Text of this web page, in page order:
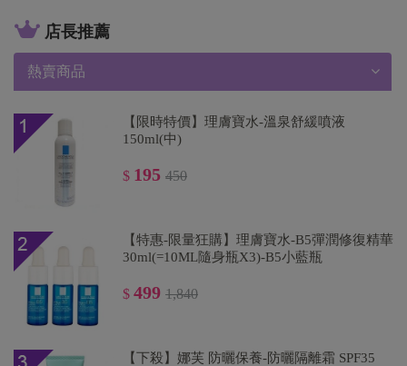
店長推薦
熱賣商品
【限時特價】理膚寶水-溫泉舒緩噴液
150ml(中)
$ 195 450
【特惠-限量狂購】理膚寶水-B5彈潤修復精華
30ml(=10ML隨身瓶X3)-B5小藍瓶
$ 499 1,840
【下殺】娜芙 防曬保養-防曬隔離霜 SPF35